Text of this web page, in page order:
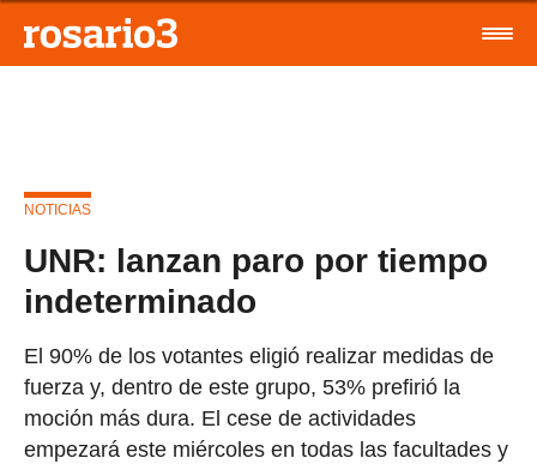
NOTICIAS
UNR: lanzan paro por tiempo
indeterminado
El 90% de los votantes eligió realizar medidas de
fuerza y, dentro de este grupo, 53% prefirió la
moción más dura. El cese de actividades
empezará este miércoles en todas las facultades y